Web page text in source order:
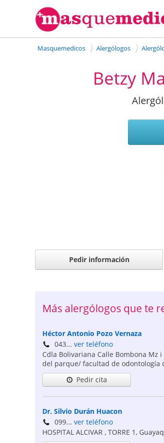
Masquemedicos Alergólogos
Betzy
Pedir información
Más alergólogos que te
Héctor Antonio Pozo Vernaza
043... ver teléfono
Cdla Bolivariana Calle Bombona Mz
del parque/ facultad de odontología
Pedir cita
Dr. Silvio Durán Huacon
099... ver teléfono
HOSPITAL ALCIVAR , TORRE 1,